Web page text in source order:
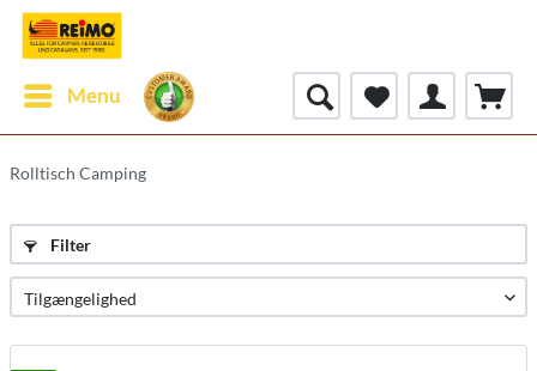
Menu
Rolltisch Camping
Filter